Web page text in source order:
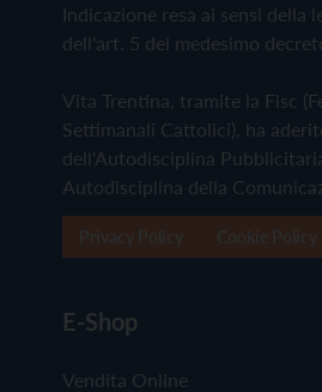
Indicazione resa ai sensi della
dell'art. 5 del medesimo
Vita Trentina, tramite la Fisc
Settimanali Cattolici), ha
dell'Autodisciplina
Autodisciplina della
E-Shop
Vendita Online